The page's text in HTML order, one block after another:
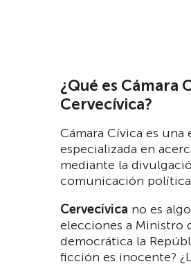
¿Qué es Cámara
Cervecívica?
Cámara Cívica es una
especializada en
mediante la
comunicación
Cervecívica no es
elecciones a Ministro
democrática la
ficción es inocente?